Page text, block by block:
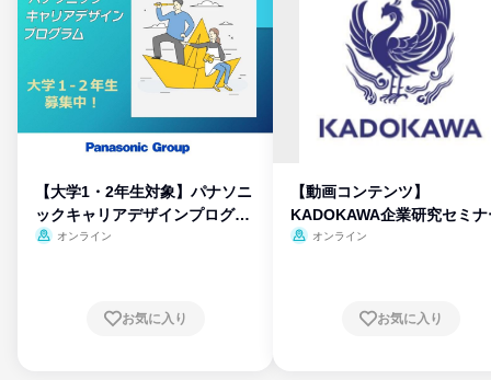
【大学1・2年生対象】パナソニ
ックキャリアデザインプログラ
ム
オンライン
お気に入り
【動画コンテンツ】
KADOKAWA企業研究セミナ
オンライン
お気に入り